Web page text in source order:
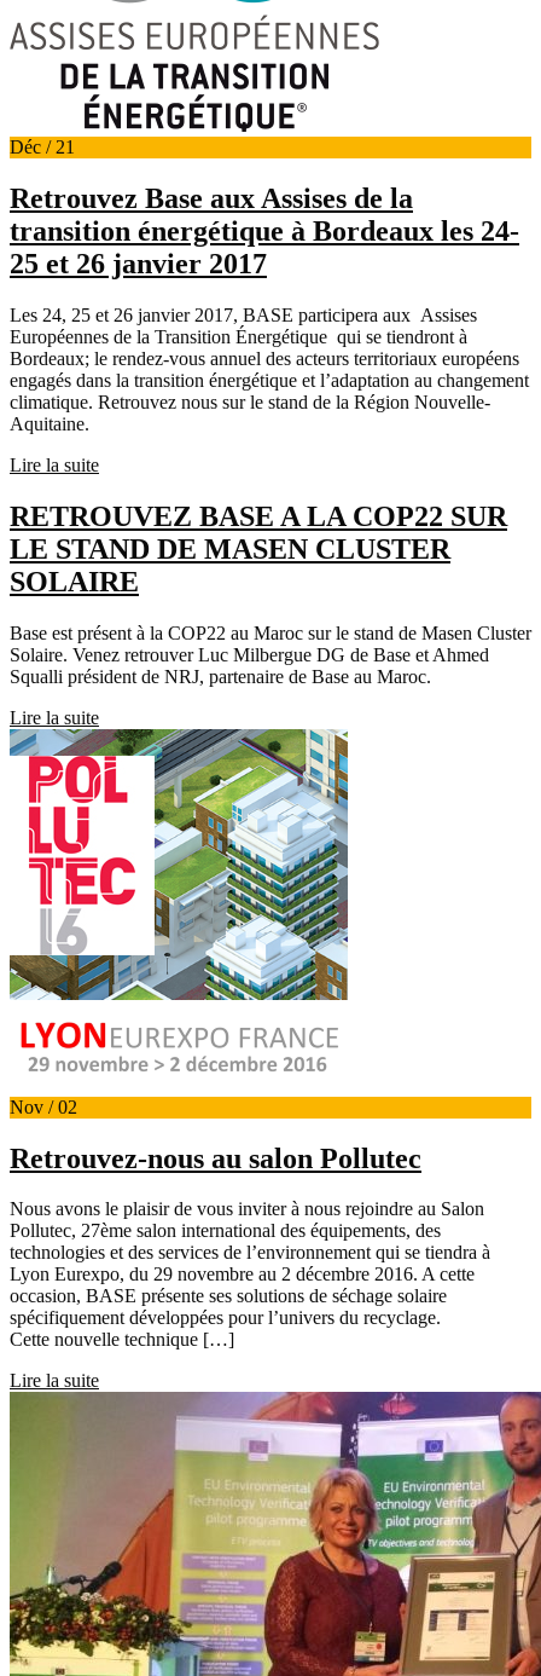
Déc / 21
Retrouvez Base aux Assises de la
transition énergétique à Bordeaux les 24-
25 et 26 janvier 2017
Les 24, 25 et 26 janvier 2017, BASE participera aux Assises
Européennes de la Transition Énergétique qui se tiendront à
Bordeaux; le rendez-vous annuel des acteurs territoriaux européens
engagés dans la transition énergétique et l’adaptation au changement
climatique. Retrouvez nous sur le stand de la Région Nouvelle-
Aquitaine.
Lire la suite
RETROUVEZ BASE A LA COP22 SUR
LE STAND DE MASEN CLUSTER
SOLAIRE
Base est présent à la COP22 au Maroc sur le stand de Masen Cluster
Solaire. Venez retrouver Luc Milbergue DG de Base et Ahmed
Squalli président de NRJ, partenaire de Base au Maroc.
Lire la suite
Nov / 02
Retrouvez-nous au salon Pollutec
Nous avons le plaisir de vous inviter à nous rejoindre au Salon
Pollutec, 27ème salon international des équipements, des
technologies et des services de l’environnement qui se tiendra à
Lyon Eurexpo, du 29 novembre au 2 décembre 2016. A cette
occasion, BASE présente ses solutions de séchage solaire
spécifiquement développées pour l’univers du recyclage.
Cette nouvelle technique […]
Lire la suite